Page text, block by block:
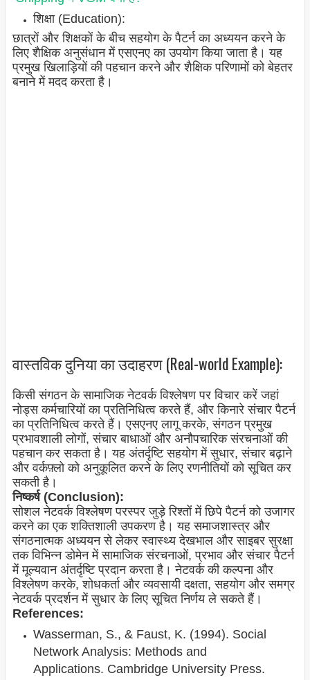
शिक्षा (Education):
छात्रों और शिक्षकों के बीच सहयोग के पैटर्न का अध्ययन करने के
लिए शैक्षिक अनुसंधान में एसएनए का उपयोग किया जाता है। यह
प्रमुख खिलाड़ियों की पहचान करने और शैक्षिक परिणामों को बेहतर
बनाने में मदद करता है।
वास्तविक दुनिया का उदाहरण (Real-world Example):
किसी संगठन के सामाजिक नेटवर्क विश्लेषण पर विचार करें जहां
नोड्स कर्मचारियों का प्रतिनिधित्व करते हैं, और किनारे संचार पैटर्न
का प्रतिनिधित्व करते हैं। एसएनए लागू करके, संगठन प्रमुख
प्रभावशाली लोगों, संचार बाधाओं और अनौपचारिक संरचनाओं की
पहचान कर सकता है। यह अंतर्दृष्टि सहयोग में सुधार, संचार बढ़ाने
और वर्कफ़्लो को अनुकूलित करने के लिए रणनीतियों को सूचित कर
सकती है।
निष्कर्ष (Conclusion):
सोशल नेटवर्क विश्लेषण परस्पर जुड़े रिश्तों में छिपे पैटर्न को उजागर
करने का एक शक्तिशाली उपकरण है। यह समाजशास्त्र और
संगठनात्मक अध्ययन से लेकर स्वास्थ्य देखभाल और साइबर सुरक्षा
तक विभिन्न डोमेन में सामाजिक संरचनाओं, प्रभाव और संचार पैटर्न
में मूल्यवान अंतर्दृष्टि प्रदान करता है। नेटवर्क की कल्पना और
विश्लेषण करके, शोधकर्ता और व्यवसायी दक्षता, सहयोग और समग्र
नेटवर्क प्रदर्शन में सुधार के लिए सूचित निर्णय ले सकते हैं।
References:
Wasserman, S., & Faust, K. (1994). Social
Network Analysis: Methods and
Applications. Cambridge University Press.